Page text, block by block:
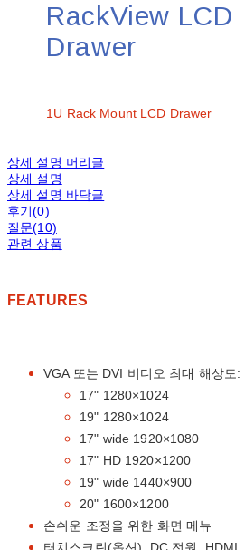
RackView LCD
Drawer
1U Rack Mount LCD Drawer
상세 설명 머리글
상세 설명
상세 설명 바닥글
후기(0)
질문(10)
관련 상품
FEATURES
VGA 또는 DVI 비디오 최대 해상도:
17" 1280×1024
19" 1280×1024
17" wide 1920×1080
17" HD 1920×1200
19" wide 1440×900
20" 1600×1200
손쉬운 조정을 위한 화면 메뉴